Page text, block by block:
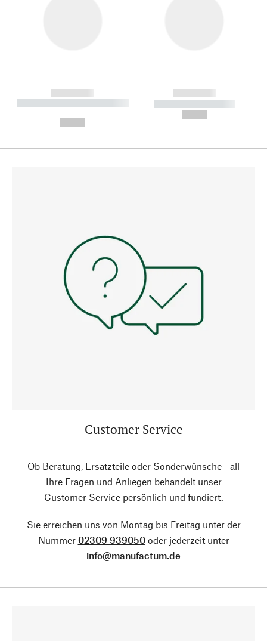
------------
----------- ----------- --------
------------
----------- -----------
Customer Service
Ob Beratung, Ersatzteile oder Sonderwünsche - all
Ihre Fragen und Anliegen behandelt unser
Customer Service persönlich und fundiert.
Sie erreichen uns von Montag bis Freitag unter der
Nummer 02309 939050oder jederzeit unter
info@manufactum.de